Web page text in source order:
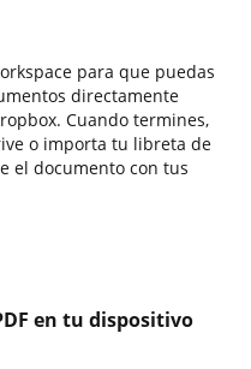
para que puedas
directamente
Cuando termines,
o importa tu libreta de
el documento con tus
en tu dispositivo